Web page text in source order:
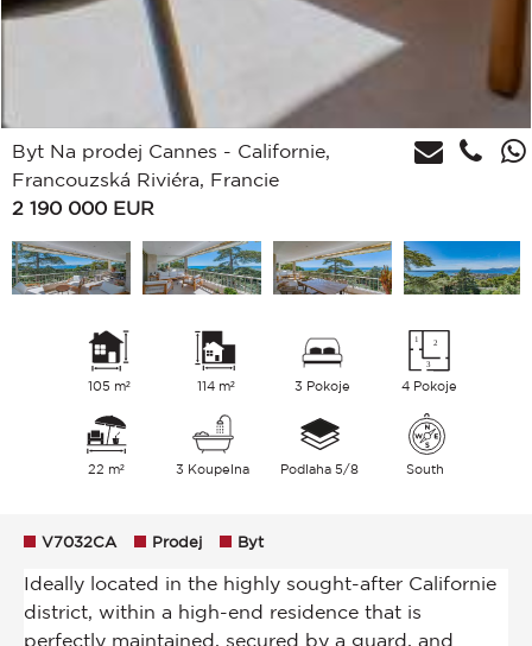
Byt Na prodej Cannes - Californie,
Francouzská Riviéra, Francie
2 190 000 EUR
105 m² 114 m² 3 Pokoje 4 Pokoje
22 m² 3 Koupelna Podlaha 5/8 South
V7032CA Prodej Byt